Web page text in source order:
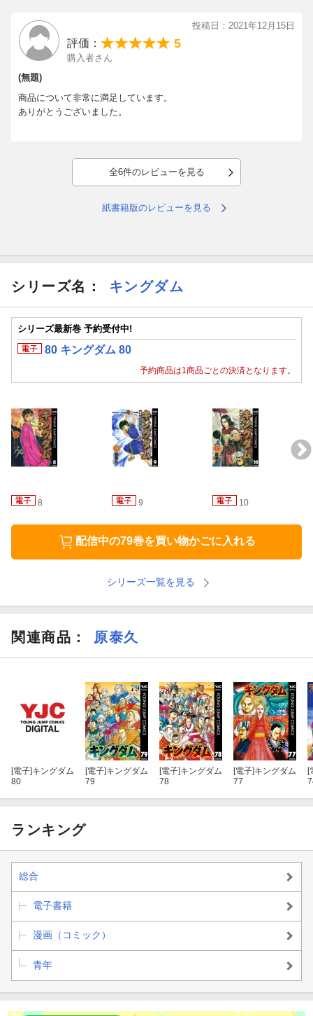
投稿日：2021年12月15日
評価： 5
購入者さん
(無題)
商品について非常に満足しています。
ありがとうございました。
全6件のレビューを見る
紙書籍版のレビューを見る
シリーズ名： キングダム
シリーズ最新巻 予約受付中!
80 キングダム 80
予約商品は1商品ごとの決済となります。
8 9 10
配信中の79巻を買い物かごに入れる
シリーズ一覧を見る
関連商品 ： 原泰久
[電子]キングダム
80
[電子]キングダム
79
[電子]キングダム
78
[電子]キングダム
77
[
ランキング
総合
電子書籍
漫画（コミック）
青年